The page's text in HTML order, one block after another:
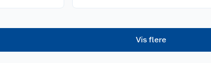
Vis flere